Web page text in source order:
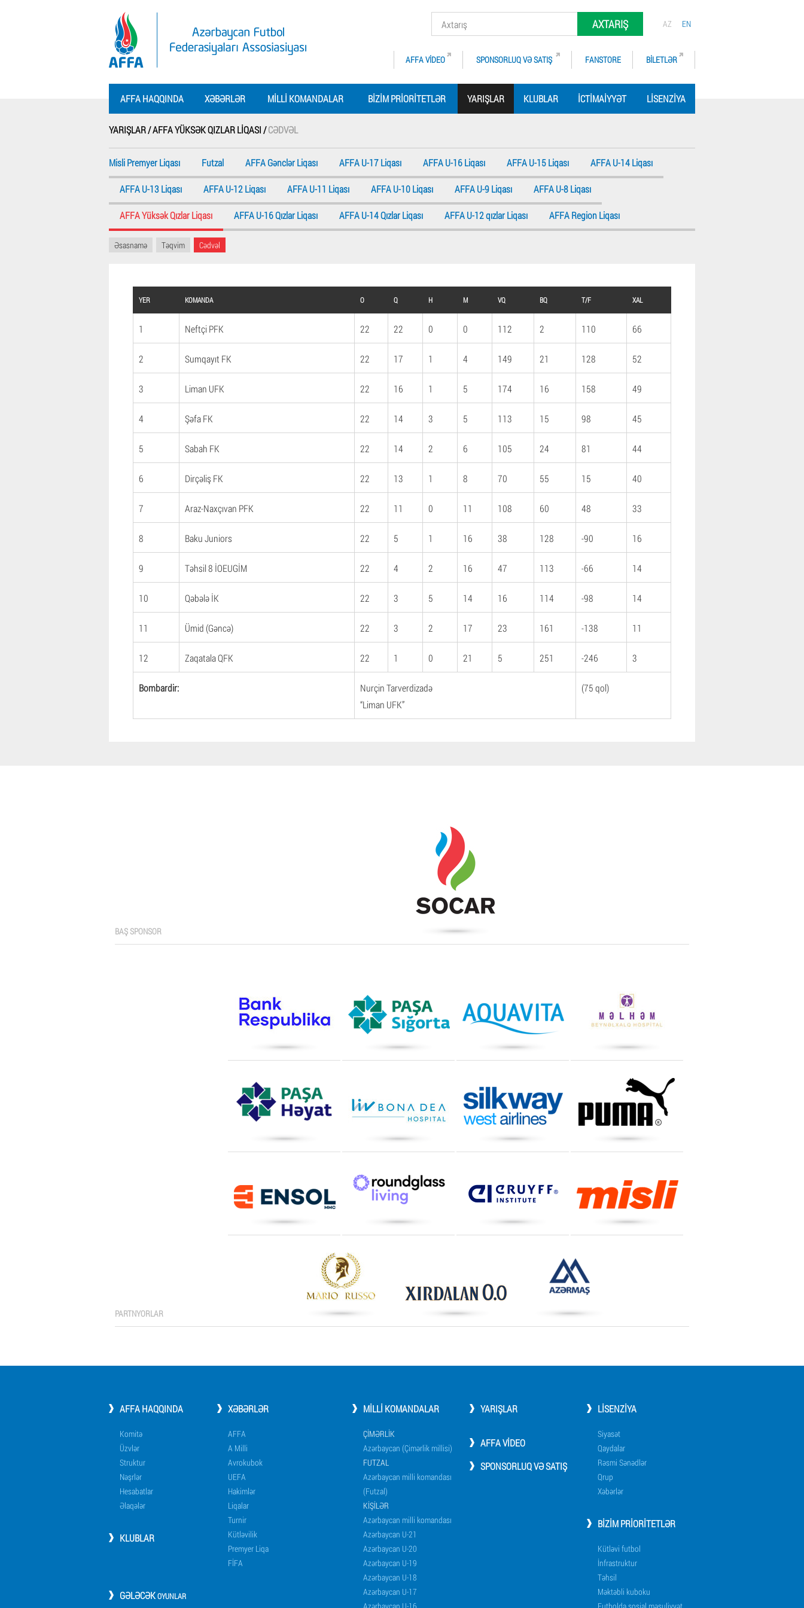
AZ EN
AXTARIŞ
AFFA VIDEO SPONSORLUQ VƏ SATIŞ FANSTORE BILETLƏR
AFFA HAQQINDA XƏBƏRLƏR MILLI KOMANDALAR BIZIM PRIORITETLƏR YARIŞLAR KLUBLAR İCTIMAIYYƏT LISENZIYA
YARIŞLAR /AFFA YÜKSƏK QIZLAR LIQASI /CƏDVƏL
Misli Premyer Liqası Futzal AFFA Gənclər Liqası AFFA U-17 Liqası AFFA U-16 Liqası AFFA U-15 Liqası AFFA U-14 Liqası
AFFA U-13 Liqası AFFA U-12 Liqası AFFA U-11 Liqası AFFA U-10 Liqası AFFA U-9 Liqası AFFA U-8 Liqası
AFFA Yüksək Qızlar Liqası AFFA U-16 Qızlar Liqası AFFA U-14 Qızlar Liqası AFFA U-12 qızlar Liqası AFFA Region Liqası
Əsasnamə Təqvim Cədvəl
YER KOMANDA O Q H M VQ BQ T/F XAL
1 Neftçi PFK 22 22 0 0 112 2 110 66
2 Sumqayıt FK 22 17 1 4 149 21 128 52
3 Liman UFK 22 16 1 5 174 16 158 49
4 Şəfa FK 22 14 3 5 113 15 98 45
5 Sabah FK 22 14 2 6 105 24 81 44
6 Dirçəliş FK 22 13 1 8 70 55 15 40
7 Araz-Naxçıvan PFK 22 11 0 11 108 60 48 33
8 Baku Juniors 22 5 1 16 38 128 -90 16
9 Təhsil 8 İOEUGİM 22 4 2 16 47 113 -66 14
10 Qəbələ İK 22 3 5 14 16 114 -98 14
11 Ümid (Gəncə) 22 3 2 17 23 161 -138 11
12 Zaqatala QFK 22 1 0 21 5 251 -246 3
Bombardir:
Nurçin Tarverdizadə
“Liman UFK”
(75 qol)
BAŞ SPONSOR
PARTNYORLAR
AFFA HAQQINDA
Komitə
Üzvlər
Struktur
Nəşrlər
Hesabatlar
Əlaqələr
KLUBLAR
XƏBƏRLƏR
AFFA
A Milli
Avrokubok
UEFA
Hakimlər
Liqalar
Turnir
Kütləvilik
Premyer Liqa
FİFA
GƏLƏCƏKOYUNLAR
MILLI KOMANDALAR
ÇIMƏRLIK
Azərbaycan (Çimərlik millisi)
FUTZAL
Azərbaycan milli komandası
(Futzal)
KIŞILƏR
Azərbaycan milli komandası
Azərbaycan U-21
Azərbaycan U-20
Azərbaycan U-19
Azərbaycan U-18
Azərbaycan U-17
YARIŞLAR
AFFA VIDEO
SPONSORLUQ VƏ SATIŞ
LISENZIYA
Siyasət
Qaydalar
Rəsmi Sənədlər
Qrup
Xəbərlər
BIZIM PRIORITETLƏR
Kütləvi futbol
İnfrastruktur
Təhsil
Məktəbli kuboku